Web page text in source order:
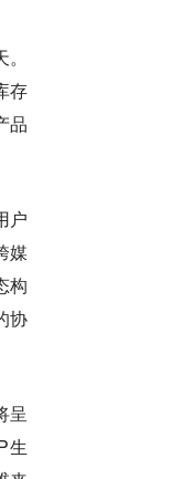
存
品
户
媒
构
协
呈
生